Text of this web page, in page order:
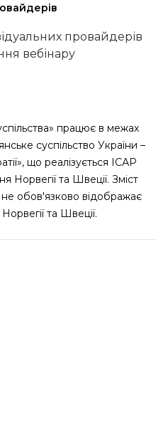
провайдерів
вебінару
працює в межах
суспільство України –
що реалізується ІСАР
Норвегії та Швеції. Зміст
не обов'язково відображає
та Швеції.